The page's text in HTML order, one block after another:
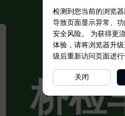
检测到您当前的浏览
导致页面显示异常、
安全风险。 为获得更
体验，请将浏览器升
级后重新访问页面进行
关闭